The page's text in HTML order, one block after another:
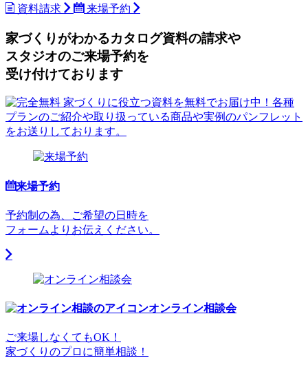
資料請求 来場予約
家づくりがわかるカタログ資料の請求や
スタジオのご来場予約を
受け付けております
来場予約
予約制の為、ご希望の日時を
フォームよりお伝えください。
オンライン相談会
ご来場しなくてもOK！
家づくりのプロに簡単相談！